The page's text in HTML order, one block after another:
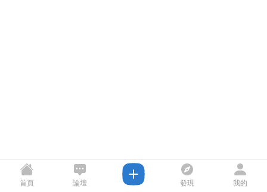
首頁 論壇 發現 我的